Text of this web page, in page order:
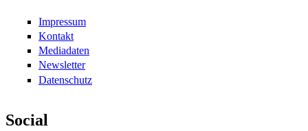
Impressum
Kontakt
Mediadaten
Newsletter
Datenschutz
Social